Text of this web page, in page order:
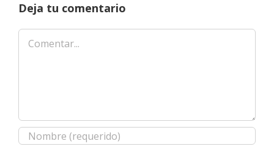
Deja tu comentario
Comentar